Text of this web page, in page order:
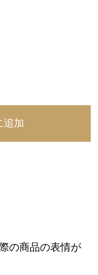
の商品の表情が